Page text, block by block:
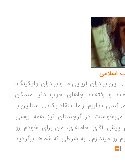
آریایی ما و برادران وایکینگ،
جاهای خوب دنیا مسکن
از ما انتقاد بکند... استالین با
در گرجستان نیز همه روسی
خامنه‌ای، من برای خودم رو
به شرطی که شماها برگردید